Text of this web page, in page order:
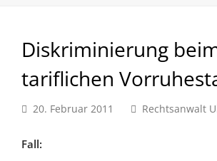
Diskriminierung
tariflichen
20. Februar 2011 Rechtsanwalt
Fall: